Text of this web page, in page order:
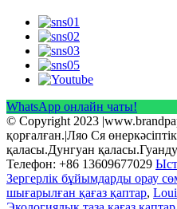
WhatsApp онлайн чаты!
© Copyright 2023
қорғалған.|Ляо Ся
қаласы.Дунгуан
Телефон: +86 13609677029
Зергерлік бұйымдарды орау
шығарылған қағаз қаптар,